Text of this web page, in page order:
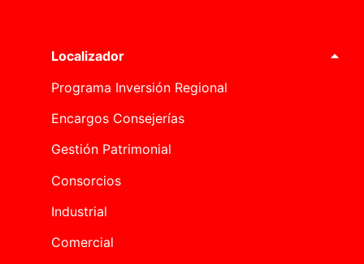
Localizador
Programa Inversión Regional
Encargos Consejerías
Gestión Patrimonial
Consorcios
Industrial
Comercial